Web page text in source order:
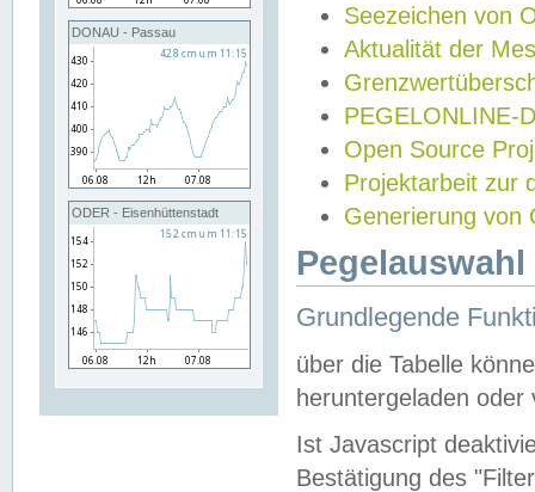
DONAU - Passau
ODER - Eisenhüttenstadt
Seezeichen von
Aktualität der
PEGELONLINE-
Open Source
Projektarbeit zur
Generierung von
Grundlegende
über die Tabelle
heruntergeladen oder
Ist Javascript
Bestätigung des